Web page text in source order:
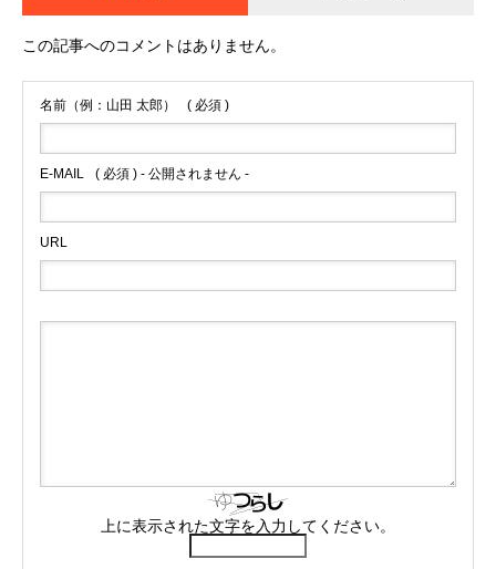
この記事へのコメントはありません。
名前（例：山田 太郎） ( 必須 )
E-MAIL ( 必須 ) - 公開されません -
URL
上に表示された文字を入力してください。